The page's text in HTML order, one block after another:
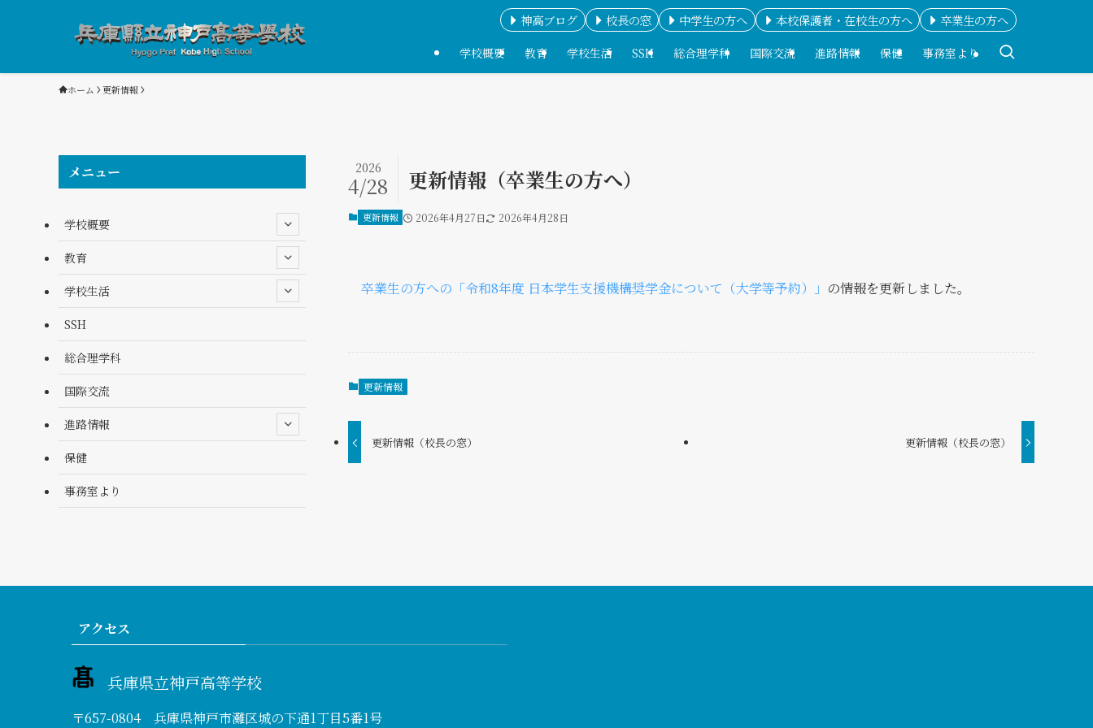
学校概要 教育 学校生活 SSH 総合理学科 国際交流 進路情報 保健 事務室より
神高ブログ 校長の窓 中学生の方へ 本校保護者・在校生の方へ 卒業生の方へ
ホーム 更新情報
更新情報（卒業生の方へ）
2026
4/28
更新情報 2026年4月27日 2026年4月28日
卒業生の方への「令和8年度 日本学生支援機構奨学金について（大学等予約）」 の情報を更新しました。
更新情報
更新情報（校長の窓） 更新情報（校長の窓）
メニュー
学校概要
教育
学校生活
SSH
総合理学科
国際交流
進路情報
保健
事務室より
アクセス
兵庫県立神戸高等学校
〒657-0804 兵庫県神戸市灘区城の下通1丁目5番1号